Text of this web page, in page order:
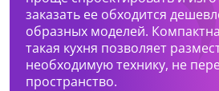
заказать ее обходится
образных моделей.
такая кухня позволяет
необходимую технику, не
пространство.
Нижний Тагил, ул.
+7 (969) 999-24-14
Перейти
Какая мебель вас